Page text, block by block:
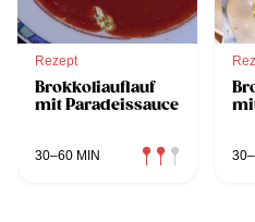
Rezept
Brokkoliauflauf
mit Paradeissauce
30–60 MIN